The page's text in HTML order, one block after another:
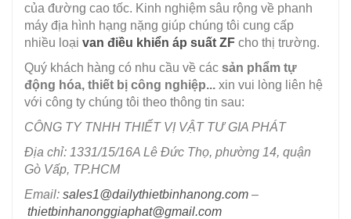
của đường cao tốc. Kinh nghiệm sâu rộng về phanh
máy địa hình hạng nặng giúp chúng tôi cung cấp
nhiều loại van điều khiển áp suất ZF cho thị trường.
Quý khách hàng có nhu cầu về các sản phẩm tự
động hóa, thiết bị công nghiệp... xin vui lòng liên hệ
với công ty chúng tôi theo thông tin sau:
CÔNG TY TNHH THIẾT VỊ VẬT TƯ GIA PHÁT
Địa chỉ: 1331/15/16A Lê Đức Thọ, phường 14, quận
Gò Vấp, TP.HCM
Email: sales1@dailythietbinhanong.com –
thietbinhanonggiaphat@gmail.com